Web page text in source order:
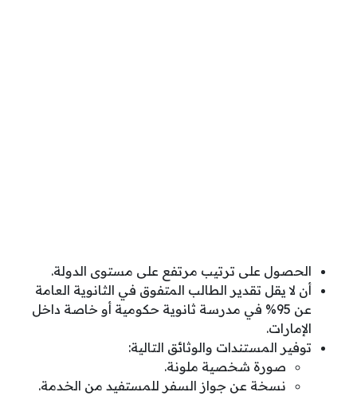
الحصول على ترتيب مرتفع على مستوى الدولة.
أن لا يقل تقدير الطالب المتفوق في الثانوية العامة
عن 95% في مدرسة ثانوية حكومية أو خاصة داخل
الإمارات.
توفير المستندات والوثائق التالية:
صورة شخصية ملونة.
نسخة عن جواز السفر للمستفيد من الخدمة.